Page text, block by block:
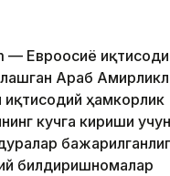
— Евроосиё
Араб
ҳамкорлик
кучга кириши
билдиришномалар